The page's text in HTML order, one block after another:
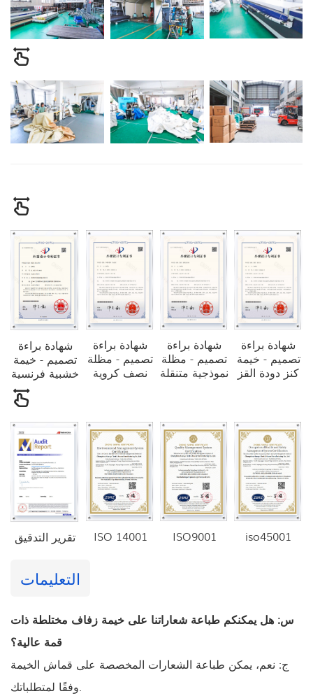
شهادة براءة
تصميم - خيمة
خشبية فرنسية
شهادة براءة
تصميم - مظلة
نصف كروية
شهادة براءة
تصميم - مظلة
نموذجية متنقلة
شهادة براءة
تصميم - خيمة
كنز دودة القز
تقرير التدقيق ISO 14001 ISO9001 iso45001
التعليمات
س: هل يمكنكم طباعة شعاراتنا على خيمة زفاف مختلطة ذات
قمة عالية؟
ج: نعم، يمكن طباعة الشعارات المخصصة على قماش الخيمة
وفقًا لمتطلباتك.